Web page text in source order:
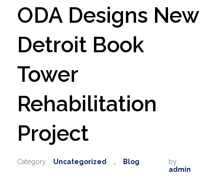
ODA Designs New
Detroit Book
Tower
Rehabilitation
Project
by
admin
Blog
Uncategorized